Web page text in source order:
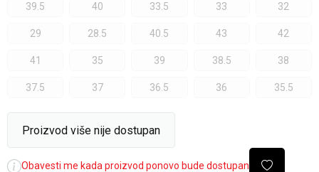
39.5
40 33.5 33 32
29 28.5 40.5 43 42
41 35 39 38.5 38
37.5 37 36.5 36 35.5
Proizvod više nije dostupan
Obavesti me kada proizvod ponovo bude dostupan